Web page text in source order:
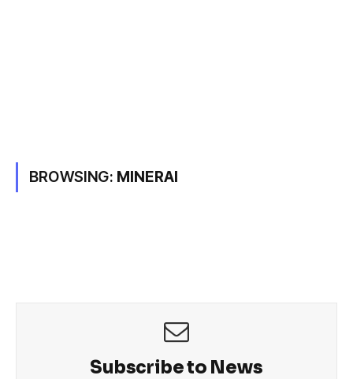
BROWSING: MINERAI
Subscribe to News